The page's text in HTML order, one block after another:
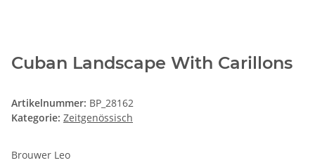
Cuban Landscape With Carillons
Artikelnummer: BP_28162
Kategorie: Zeitgenössisch
Brouwer Leo